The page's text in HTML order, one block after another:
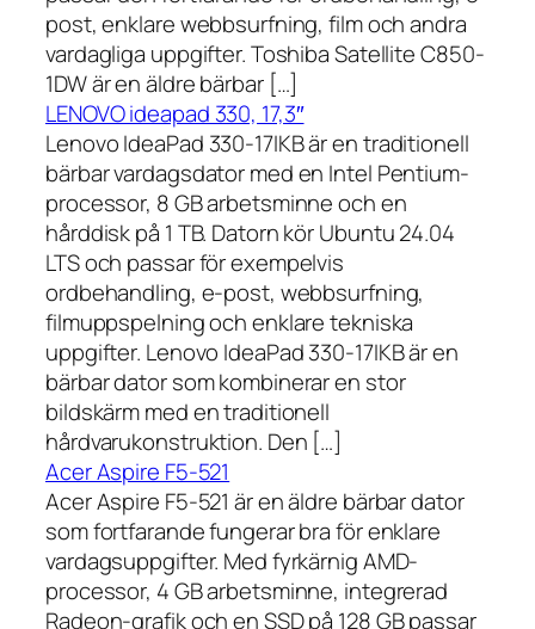
post, enklare webbsurfning, film och andra
vardagliga uppgifter. Toshiba Satellite C850-
1DW är en äldre bärbar […]
LENOVO ideapad 330, 17,3″
Lenovo IdeaPad 330-17IKB är en traditionell
bärbar vardagsdator med en Intel Pentium-
processor, 8 GB arbetsminne och en
hårddisk på 1 TB. Datorn kör Ubuntu 24.04
LTS och passar för exempelvis
ordbehandling, e-post, webbsurfning,
filmuppspelning och enklare tekniska
uppgifter. Lenovo IdeaPad 330-17IKB är en
bärbar dator som kombinerar en stor
bildskärm med en traditionell
hårdvarukonstruktion. Den […]
Acer Aspire F5-521
Acer Aspire F5-521 är en äldre bärbar dator
som fortfarande fungerar bra för enklare
vardagsuppgifter. Med fyrkärnig AMD-
processor, 4 GB arbetsminne, integrerad
Radeon-grafik och en SSD på 128 GB passar